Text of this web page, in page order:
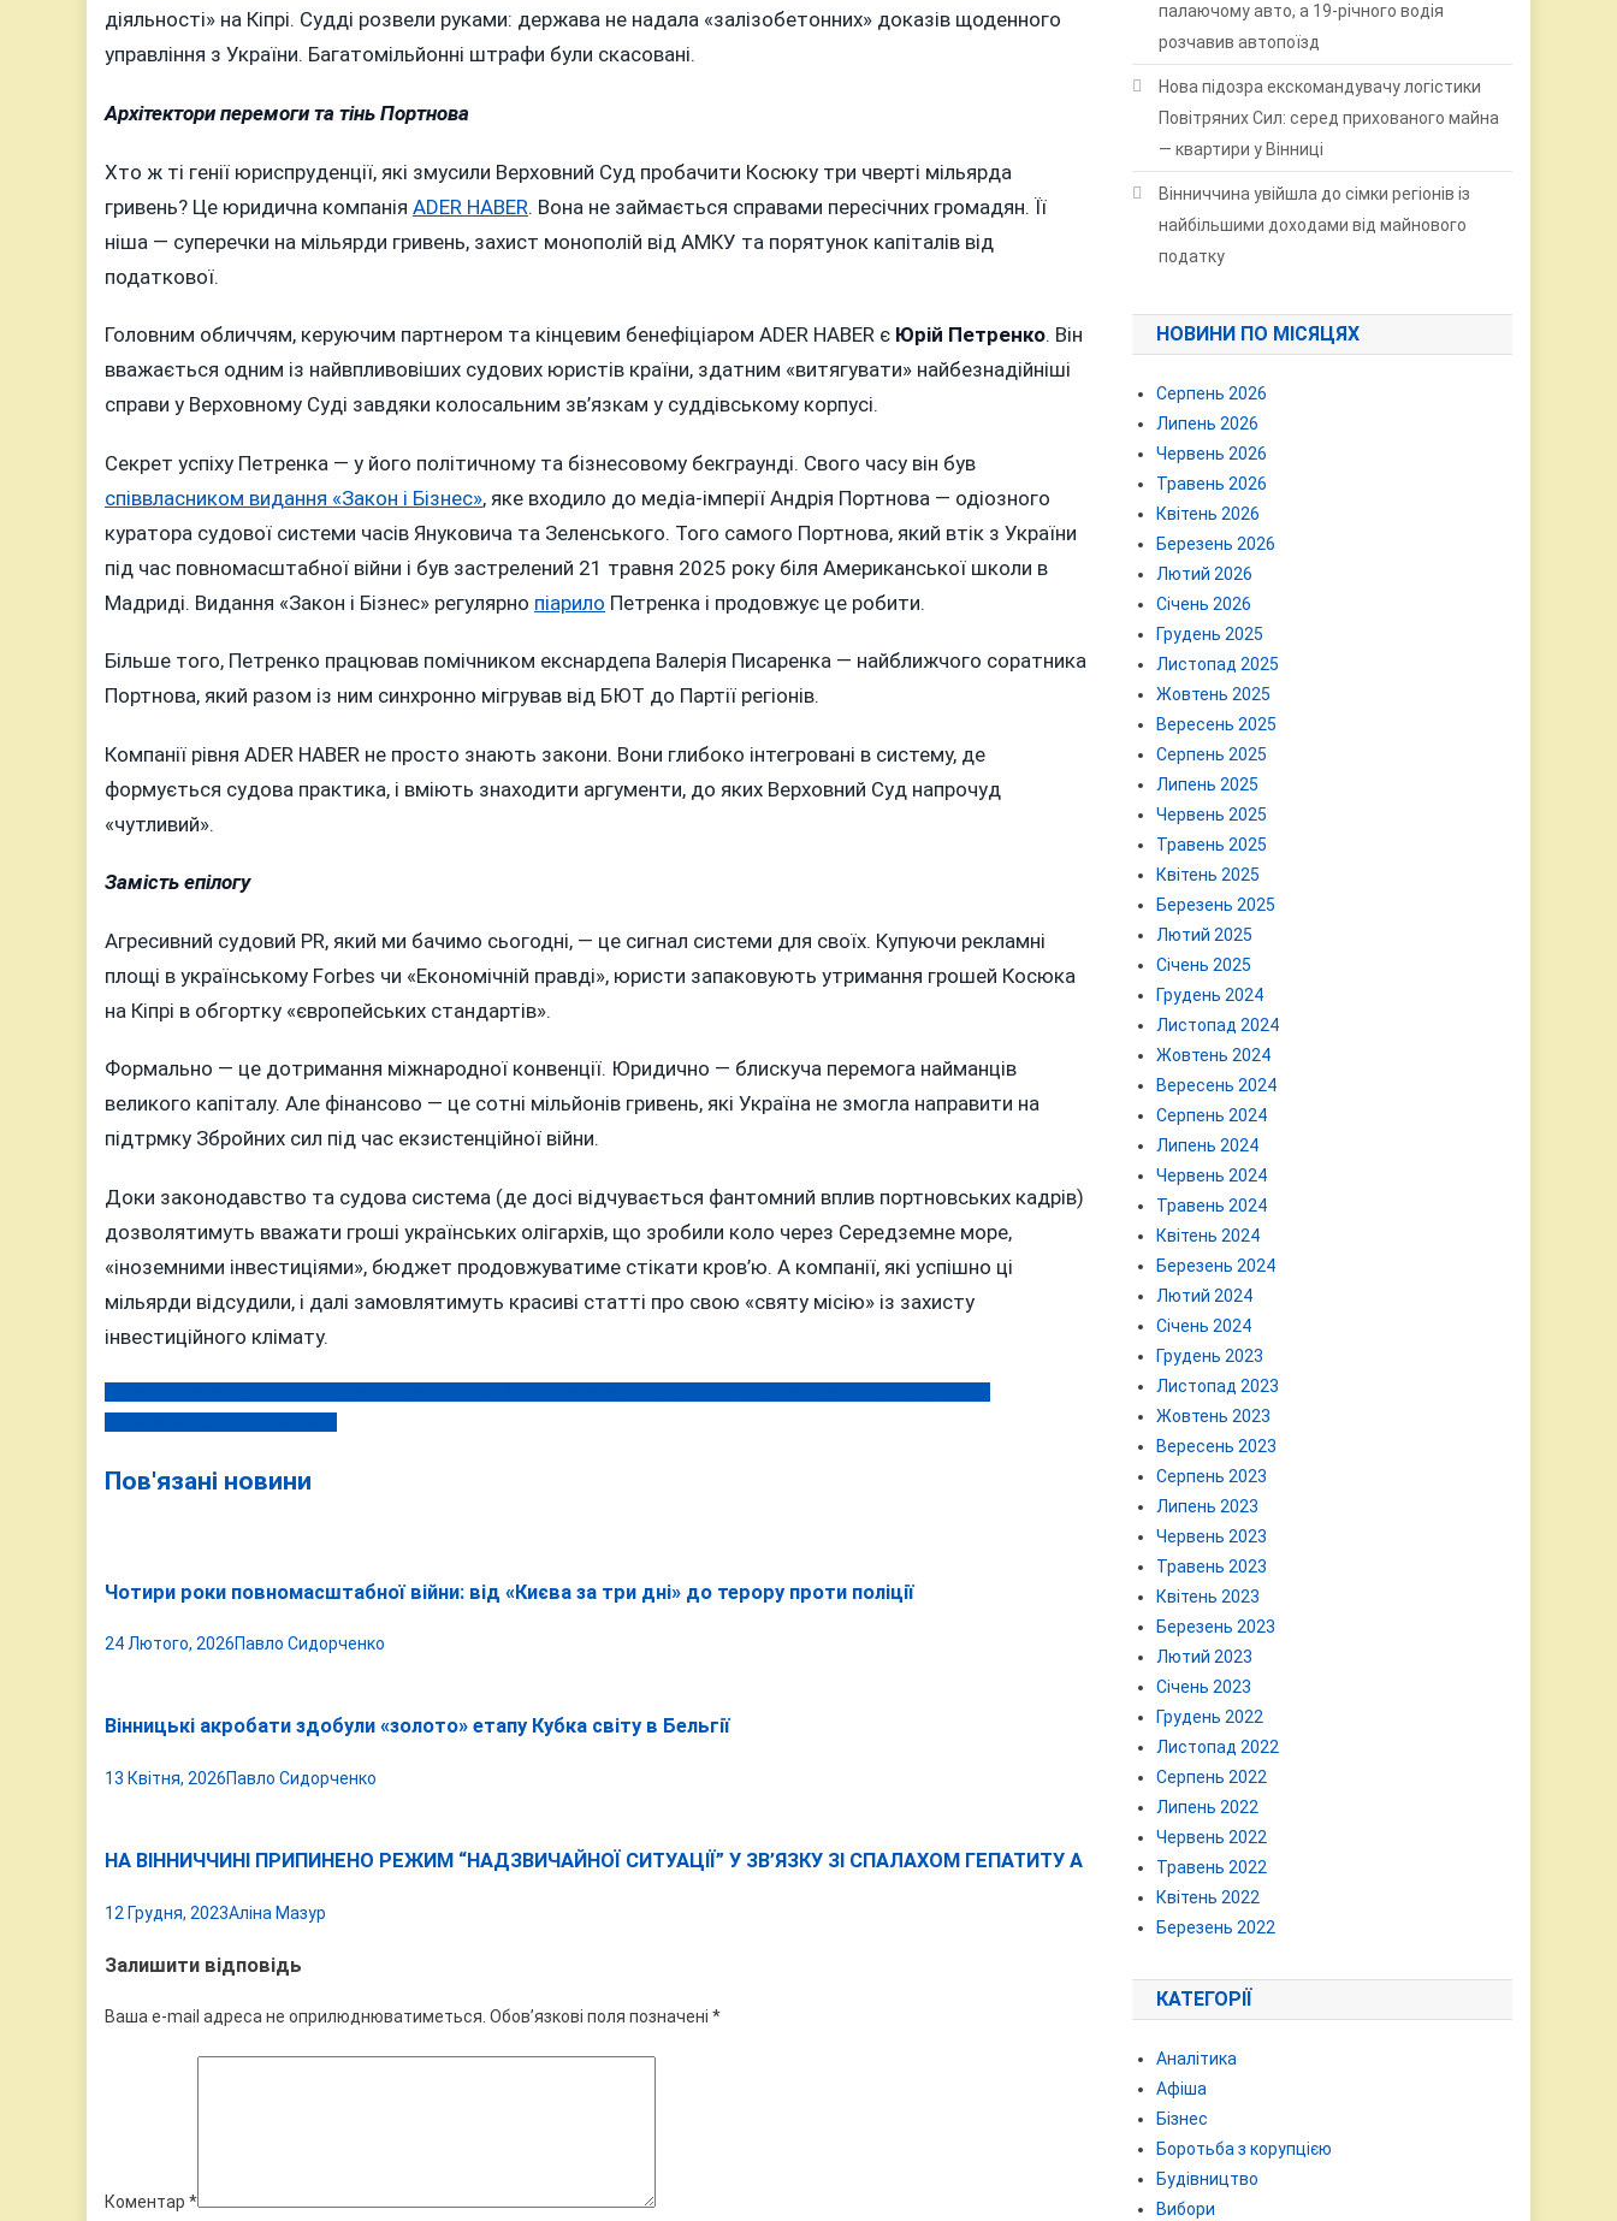
діяльності» на Кіпрі. Судді розвели руками: держава не надала «залізобетонних» доказів щоденного
управління з України. Багатомільйонні штрафи були скасовані.
Архітектори перемоги та тінь Портнова
Хто ж ті генії юриспруденції, які змусили Верховний Суд пробачити Косюку три чверті мільярда
гривень? Це юридична компанія ADER HABER. Вона не займається справами пересічних громадян. Її
ніша — суперечки на мільярди гривень, захист монополій від АМКУ та порятунок капіталів від
податкової.
Головним обличчям, керуючим партнером та кінцевим бенефіціаром ADER HABER є Юрій Петренко. Він
вважається одним із найвпливовіших судових юристів країни, здатним «витягувати» найбезнадійніші
справи у Верховному Суді завдяки колосальним зв’язкам у суддівському корпусі.
Секрет успіху Петренка — у його політичному та бізнесовому бекграунді. Свого часу він був
співвласником видання «Закон і Бізнес», яке входило до медіа-імперії Андрія Портнова — одіозного
куратора судової системи часів Януковича та Зеленського. Того самого Портнова, який втік з України
під час повномасштабної війни і був застрелений 21 травня 2025 року біля Американської школи в
Мадриді. Видання «Закон і Бізнес» регулярно піарило Петренка і продовжує це робити.
Більше того, Петренко працював помічником екснардепа Валерія Писаренка — найближчого соратника
Портнова, який разом із ним синхронно мігрував від БЮТ до Партії регіонів.
Компанії рівня ADER HABER не просто знають закони. Вони глибоко інтегровані в систему, де
формується судова практика, і вміють знаходити аргументи, до яких Верховний Суд напрочуд
«чутливий».
Замість епілогу
Агресивний судовий PR, який ми бачимо сьогодні, — це сигнал системи для своїх. Купуючи рекламні
площі в українському Forbes чи «Економічній правді», юристи запаковують утримання грошей Косюка
на Кіпрі в обгортку «європейських стандартів».
Формально — це дотримання міжнародної конвенції. Юридично — блискуча перемога найманців
великого капіталу. Але фінансово — це сотні мільйонів гривень, які Україна не змогла направити на
підтрмку Збройних сил під час екзистенційної війни.
Доки законодавство та судова система (де досі відчувається фантомний вплив портновських кадрів)
дозволятимуть вважати гроші українських олігархів, що зробили коло через Середземне море,
«іноземними інвестиціями», бюджет продовжуватиме стікати кров’ю. А компанії, які успішно ці
мільярди відсудили, і далі замовлятимуть красиві статті про свою «святу місію» із захисту
інвестиційного клімату.
Навігація
Пов'язані новини
Чотири роки повномасштабної війни: від «Києва за три дні» до терору проти поліції
24 Лютого, 2026Павло Сидорченко
Вінницькі акробати здобули «золото» етапу Кубка світу в Бельгії
13 Квітня, 2026Павло Сидорченко
НА ВІННИЧЧИНІ ПРИПИНЕНО РЕЖИМ “НАДЗВИЧАЙНОЇ СИТУАЦІЇ” У ЗВ’ЯЗКУ ЗІ СПАЛАХОМ ГЕПАТИТУ А
12 Грудня, 2023Аліна Мазур
Залишити відповідь
Ваша e-mail адреса не оприлюднюватиметься. Обов’язкові поля позначені *
Коментар *
палаючому авто, а 19-річного водія
розчавив автопоїзд
Нова підозра екскомандувачу логістики
Повітряних Сил: серед прихованого майна
— квартири у Вінниці
Вінниччина увійшла до сімки регіонів із
найбільшими доходами від майнового
податку
НОВИНИ ПО МІСЯЦЯХ
Серпень 2026
Липень 2026
Червень 2026
Травень 2026
Квітень 2026
Березень 2026
Лютий 2026
Січень 2026
Грудень 2025
Листопад 2025
Жовтень 2025
Вересень 2025
Серпень 2025
Липень 2025
Червень 2025
Травень 2025
Квітень 2025
Березень 2025
Лютий 2025
Січень 2025
Грудень 2024
Листопад 2024
Жовтень 2024
Вересень 2024
Серпень 2024
Липень 2024
Червень 2024
Травень 2024
Квітень 2024
Березень 2024
Лютий 2024
Січень 2024
Грудень 2023
Листопад 2023
Жовтень 2023
Вересень 2023
Серпень 2023
Липень 2023
Червень 2023
Травень 2023
Квітень 2023
Березень 2023
Лютий 2023
Січень 2023
Грудень 2022
Листопад 2022
Серпень 2022
Липень 2022
Червень 2022
Травень 2022
Квітень 2022
Березень 2022
КАТЕГОРІЇ
Аналітика
Афіша
Бізнес
Боротьба з корупцією
Будівництво
Вибори